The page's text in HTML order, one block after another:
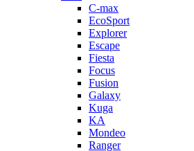
C-max
EcoSport
Explorer
Escape
Fiesta
Focus
Fusion
Galaxy
Kuga
KA
Mondeo
Ranger